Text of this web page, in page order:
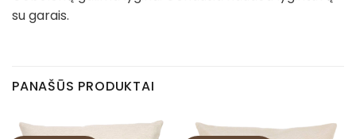
su garais.
PANAŠŪS PRODUKTAI